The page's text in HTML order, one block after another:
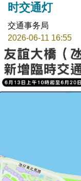
时交通灯
交通事务局
2026-06-11 16:55